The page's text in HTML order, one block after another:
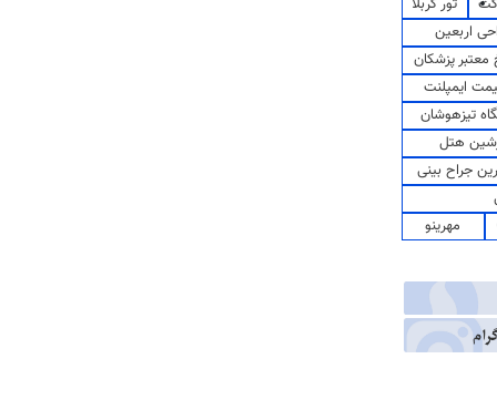
اربعین
پزشکان
ایمپلنت
تیزهوشان
هتل
جراح بینی
مهرینو